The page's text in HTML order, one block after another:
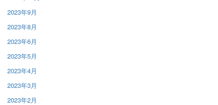
2023年9月
2023年8月
2023年6月
2023年5月
2023年4月
2023年3月
2023年2月